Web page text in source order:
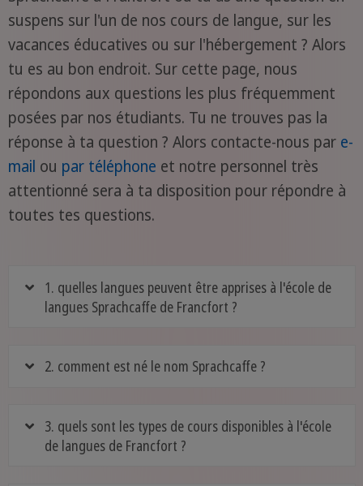
suspens sur l'un de nos cours de langue, sur les
vacances éducatives ou sur l'hébergement ? Alors
tu es au bon endroit. Sur cette page, nous
répondons aux questions les plus fréquemment
posées par nos étudiants. Tu ne trouves pas la
réponse à ta question ? Alors contacte-nous par e-
mail ou par téléphone et notre personnel très
attentionné sera à ta disposition pour répondre à
toutes tes questions.
1. quelles langues peuvent être apprises à l'école de
langues Sprachcaffe de Francfort ?
2. comment est né le nom Sprachcaffe ?
3. quels sont les types de cours disponibles à l'école
de langues de Francfort ?